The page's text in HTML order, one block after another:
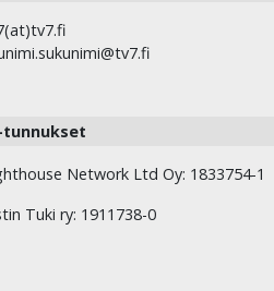
tunnukset
Network Ltd Oy: 1833754-1
Tuki ry: 1911738-0